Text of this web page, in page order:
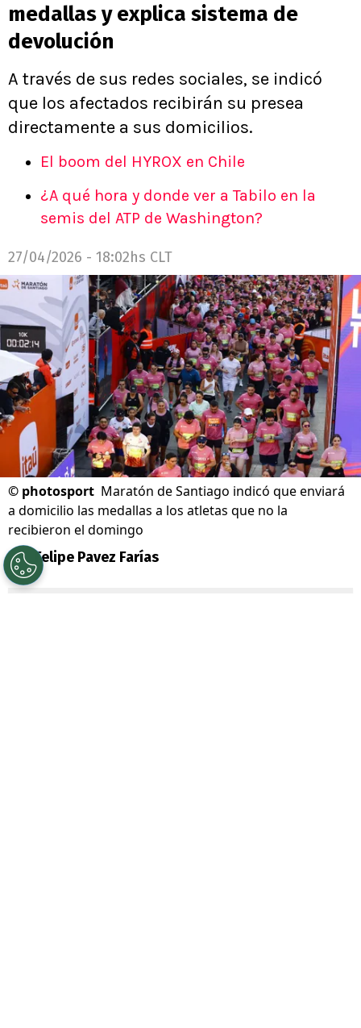
medallas y explica sistema de
devolución
A través de sus redes sociales, se indicó
que los afectados recibirán su presea
directamente a sus domicilios.
El boom del HYROX en Chile
¿A qué hora y donde ver a Tabilo en la
semis del ATP de Washington?
27/04/2026 - 18:02hs CLT
© photosport Maratón de Santiago indicó que enviará
a domicilio las medallas a los atletas que no la
recibieron el domingo
Por Felipe Pavez Farías